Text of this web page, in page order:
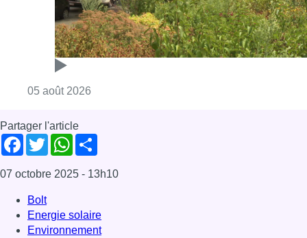
05 août 2026
Partager l'article
Facebook
TwitterWhatsApp
07 octobre 2025 - 13h10
Bolt
Energie solaire
Environnement